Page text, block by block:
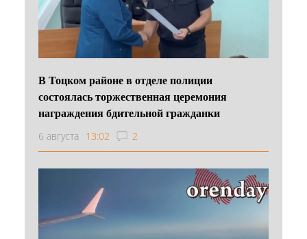
В Тоцком районе в отделе полиции
состоялась торжественная церемония
награждения бдительной гражданки
6 августа 13:02 2